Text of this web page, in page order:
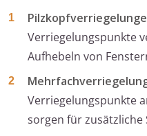
Verriegelungspunkte
Aufhebeln von
Verriegelungspunkte
sorgen für zusätzliche